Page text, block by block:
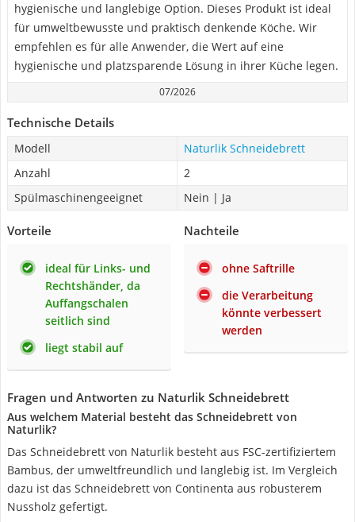
hygienische und langlebige Option. Dieses Produkt ist ideal
für umweltbewusste und praktisch denkende Köche. Wir
empfehlen es für alle Anwender, die Wert auf eine
hygienische und platzsparende Lösung in ihrer Küche legen.
07/2026
Technische Details
Modell
Naturlik Schneidebrett
Anzahl
2
Spülmaschinengeeignet
Nein | Ja
Vorteile
ideal für Links- und
Rechtshänder, da
Auffangschalen
seitlich sind
liegt stabil auf
Nachteile
ohne Saftrille
die Verarbeitung
könnte verbessert
werden
Fragen und Antworten zu Naturlik Schneidebrett
Aus welchem Material besteht das Schneidebrett von
Naturlik?
Das Schneidebrett von Naturlik besteht aus FSC-zertifiziertem
Bambus, der umweltfreundlich und langlebig ist. Im Vergleich
dazu ist das Schneidebrett von Continenta aus robusterem
Nussholz gefertigt.